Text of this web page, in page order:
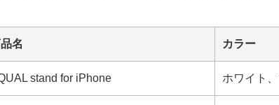
名 カラー
stand for iPhone ホワイト